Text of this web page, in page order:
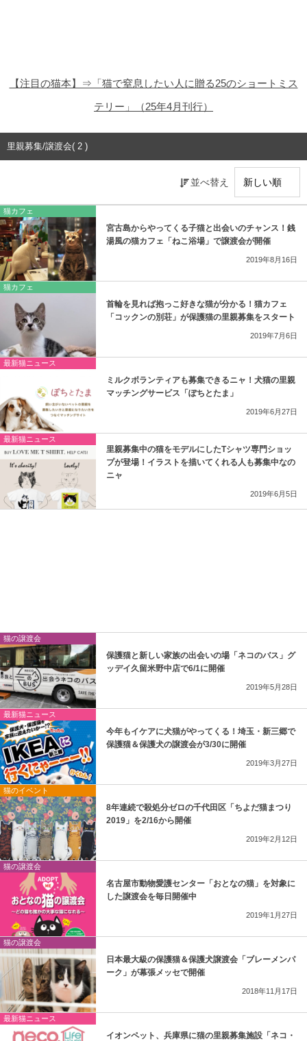
【注目の猫本】⇒「猫で窒息したい人に贈る25のショートミス
テリー」（25年4月刊行）
里親募集/譲渡会( 2 )
並べ替え
猫カフェ
宮古島からやってくる子猫と出会いのチャンス！銭
湯風の猫カフェ「ねこ浴場」で譲渡会が開催
2019年8月16日
猫カフェ
首輪を見れば抱っこ好きな猫が分かる！猫カフェ
「コックンの別荘」が保護猫の里親募集をスタート
2019年7月6日
最新猫ニュース
ミルクボランティアも募集できるニャ！犬猫の里親
マッチングサービス「ぽちとたま」
2019年6月27日
最新猫ニュース
里親募集中の猫をモデルにしたTシャツ専門ショッ
プが登場！イラストを描いてくれる人も募集中なの
ニャ
2019年6月5日
猫の譲渡会
保護猫と新しい家族の出会いの場「ネコのバス」グ
ッデイ久留米野中店で6/1に開催
2019年5月28日
最新猫ニュース
今年もイケアに犬猫がやってくる！埼玉・新三郷で
保護猫＆保護犬の譲渡会が3/30に開催
2019年3月27日
猫のイベント
8年連続で殺処分ゼロの千代田区「ちよだ猫まつり
2019」を2/16から開催
2019年2月12日
猫の譲渡会
名古屋市動物愛護センター「おとなの猫」を対象に
した譲渡会を毎日開催中
2019年1月27日
猫の譲渡会
日本最大級の保護猫＆保護犬譲渡会「ブレーメンパ
ーク」が幕張メッセで開催
2018年11月17日
最新猫ニュース
イオンペット、兵庫県に猫の里親募集施設「ネコ・
猫の社会問題